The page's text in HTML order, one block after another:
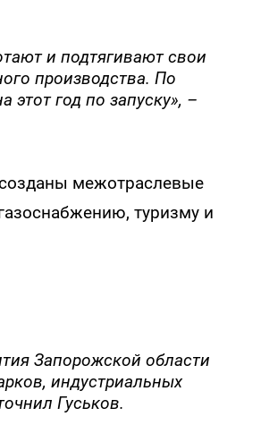
и подтягивают свои
производства. По
этот год по запуску», –
межотраслевые
туризму и
Запорожской области
индустриальных
Гуськов.